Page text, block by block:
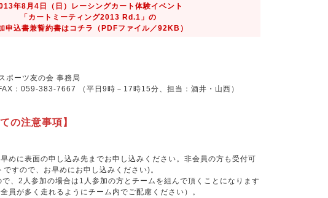
年8月4日（日）レーシングカート体験イベント
「カートミーティング2013 Rd.1」の
申込書兼誓約書はコチラ（PDFファイル／92KB）
ポーツ友の会 事務局
：059-383-7667 （平日9時－17時15分、担当：酒井・山西）
の注意事項】
めに表面の申し込み先までお申し込みください。非会員の方も受付可
すので、お早めにお申し込みください)。
、2人参加の場合は1人参加の方とチームを組んで頂くことになります
員が多く走れるようにチーム内でご配慮ください）。